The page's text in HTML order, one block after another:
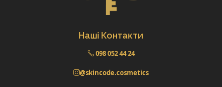
Наші Контакти
098 052 44 24
@skincode.cosmetics